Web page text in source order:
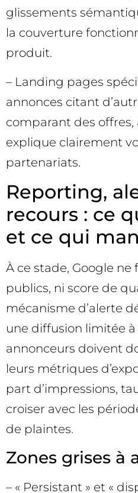
glissements
la couverture
produit.
– Landing pages
annonces citant
comparant des
explique clairement
partenariats.
Reporting,
recours : ce
et ce qui
À ce stade, Google ne
publics, ni score de
mécanisme d’alerte
une diffusion limitée à
annonceurs doivent
leurs métriques
part d’impressions,
croiser avec les
de plaintes.
Zones grises
– « Persistant » et «